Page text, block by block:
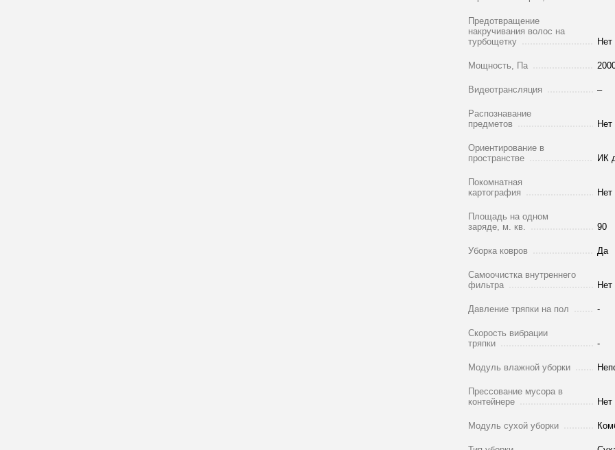
Предотвращение
накручивания волос на
турбощетку
Нет
Мощность, Па
Видеотрансляция –
Распознавание
предметов
Нет
Ориентирование в
пространстве
ИК
Покомнатная
картография
Нет
Площадь на одном
заряде, м. кв.
90
Уборка ковров Да
Самоочистка внутреннего
фильтра
Нет
Давление тряпки на пол -
Скорость вибрации
тряпки
-
Модуль влажной уборки
Прессование мусора в
контейнере
Нет
Модуль сухой уборки